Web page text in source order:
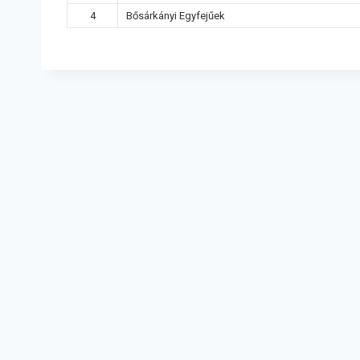
4
Bősárkányi Egyfejűek